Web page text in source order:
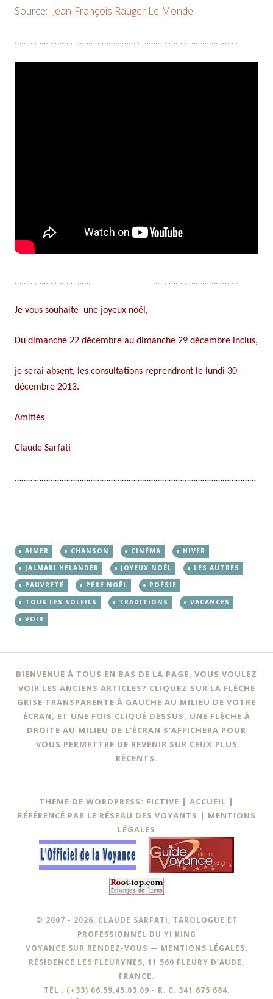
Source: Jean-François Rauger Le Monde
……………………………………………………………………………………….
…………………………….. ……………………………….
Je vous souhaite une joyeux noël,
Du dimanche 22 décembre au dimanche 29 décembre inclus,
je serai absent, les consultations reprendront le lundi 30
décembre 2013.
Amitiés
Claude Sarfati
………………………………………………………………………………………………
AIMER CHANSON CINÉMA
HIVER
JALMARI HELANDER
JOYEUX NOËL
LES AUTRES
PAUVRETÉ
PÉRE NOËL
POÉSIE
TOUS LES SOLEILS
TRADITIONS
VACANCES
VOIR
Navigation
des
articles
BIENVENUE À TOUS EN BAS DE LA PAGE, VOUS VOULEZ
VOIR LES ANCIENS ARTICLES? CLIQUEZ SUR LA FLÈCHE
GRISE TRANSPARENTE À GAUCHE AU MILIEU DE VOTRE
ÉCRAN, ET UNE FOIS CLIQUÉ DESSUS, UNE FLÈCHE À
DROITE AU MILIEU DE L'ÉCRAN S'AFFICHERA POUR
VOUS PERMETTRE DE REVENIR SUR CEUX PLUS
RÉCENTS.
THEME DE WORDPRESS: FICTIVE | ACCUEIL |
RÉFÉRENCÉ PAR LE RÉSEAU DES VOYANTS | MENTIONS
LÉGALES
© 2007 - 2026, CLAUDE SARFATI, TAROLOGUE ET
PROFESSIONNEL DU YI KING
VOYANCE SUR RENDEZ-VOUS — MENTIONS LÉGALES.
RÉSIDENCE LES FLEURYNES, 11 560 FLEURY D’AUDE,
FRANCE.
TÉL : (+33) 06.59.45.03.09 - R. C. 341 675 684.